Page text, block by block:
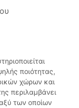
ποιότητας,
χώρων και
περιλαμβάνει
των οποίων